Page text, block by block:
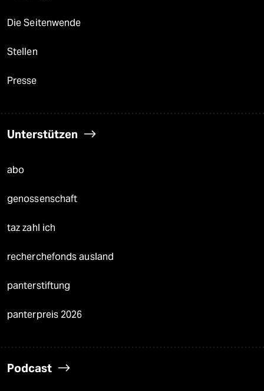
Die Seitenwende
Stellen
Presse
Unterstützen
abo
genossenschaft
taz zahl ich
recherchefonds ausland
panterstiftung
panterpreis 2026
Podcast